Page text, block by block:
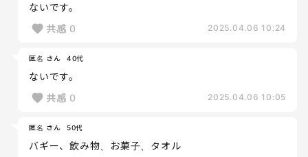
ないです。
共感 0 2025.04.06 10:24
匿名 さん 40代
ないです。
共感 0 2025.04.06 10:05
匿名 さん 50代
バギー、飲み物、お菓子、タオル